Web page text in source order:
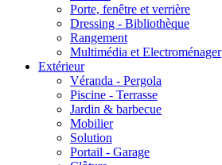
Porte, fenêtre et verrière
Dressing - Bibliothèque
Rangement
Multimédia et Electroménager
Extérieur
Véranda - Pergola
Piscine - Terrasse
Jardin & barbecue
Mobilier
Solution
Portail - Garage